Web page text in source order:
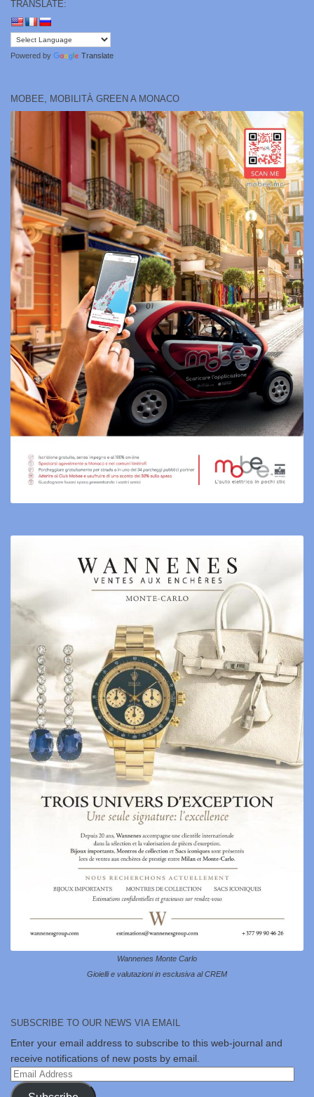
TRANSLATE:
Powered by Translate
MOBEE, MOBILITÀ GREEN A MONACO
Wannenes Monte Carlo
Gioielli e valutazioni in esclusiva al CREM
SUBSCRIBE TO OUR NEWS VIA EMAIL
Enter your email address to subscribe to this web-journal and
receive notifications of new posts by email.
Email
Address